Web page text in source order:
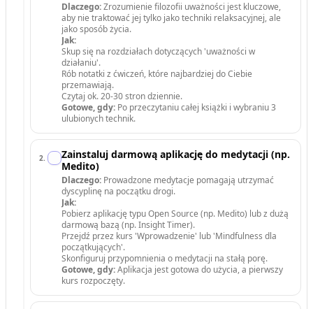
Dlaczego:Zrozumienie filozofii uważności jest kluczowe,
aby nie traktować jej tylko jako techniki relaksacyjnej, ale
jako sposób życia.
Jak:
Skup się na rozdziałach dotyczących 'uważności w
działaniu'.
Rób notatki z ćwiczeń, które najbardziej do Ciebie
przemawiają.
Czytaj ok. 20-30 stron dziennie.
Gotowe, gdy: Po przeczytaniu całej książki i wybraniu 3
ulubionych technik.
2.
Zainstaluj darmową aplikację do medytacji (np.
Medito)
Dlaczego: Prowadzone medytacje pomagają utrzymać
dyscyplinę na początku drogi.
Jak:
Pobierz aplikację typu Open Source (np. Medito) lub z dużą
darmową bazą (np. Insight Timer).
Przejdź przez kurs 'Wprowadzenie' lub 'Mindfulness dla
początkujących'.
Skonfiguruj przypomnienia o medytacji na stałą porę.
Gotowe, gdy:Aplikacja jest gotowa do użycia, a pierwszy
kurs rozpoczęty.